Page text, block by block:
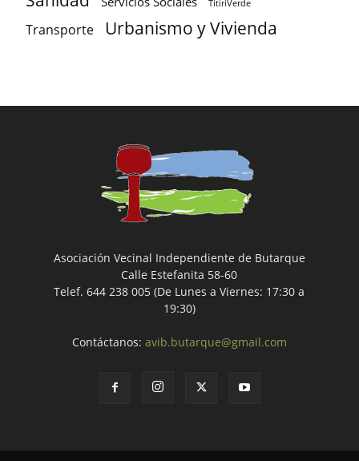
TitiriVerde
Transporte Urbanismo y Vivienda
Asociación Vecinal Independiente de Butarque
Calle Estefanita 58-60
Telef. 644 238 005 (De Lunes a Viernes: 17:30 a
19:30)
Contáctanos: avib.butarque@gmail.com